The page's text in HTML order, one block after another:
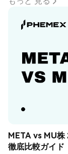
META vs MU株
徹底比較ガイド